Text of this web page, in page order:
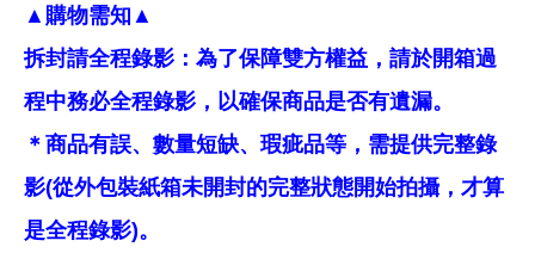
▲購物需知▲
拆封請全程錄影：為了保障雙方權益，請於開箱過
程中務必全程錄影，以確保商品是否有遺漏。
＊商品有誤、數量短缺、瑕疵品等，需提供完整錄
影(從外包裝紙箱未開封的完整狀態開始拍攝，才算
是全程錄影)。